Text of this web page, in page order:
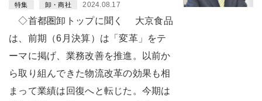
特集 卸・商社 2024.08.17
◇首都圏卸トップに聞く 大京食品
は、前期（6月決算）は「変革」をテ
ーマに掲げ、業務改善を推進。以前か
ら取り組んできた物流改革の効果も相
まって業績は回復へと転じた。今期は